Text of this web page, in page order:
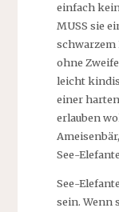
einfach
MUSS sie
schwarzem
ohne
leicht
einer
erlauben
See-
See-
sein. Wenn